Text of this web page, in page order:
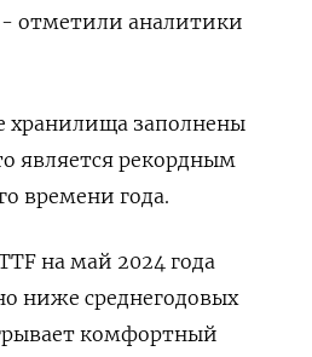
- отметили аналитики
хранилища заполнены
является рекордным
времени года.
на май 2024 года
ниже среднегодовых
комфортный